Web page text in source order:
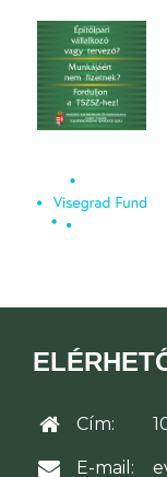
Cím:
E-mail: